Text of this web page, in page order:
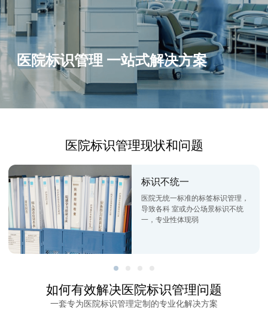
医院标识管理 一站式解决方案
医院标识管理现状和问题
标识不统一
医院无统一标准的标签标识管理，
导致各科 室或办公场景标识不统
一，专业性体现弱
如何有效解决医院标识管理问题
一套专为医院标识管理定制的专业化解决方案